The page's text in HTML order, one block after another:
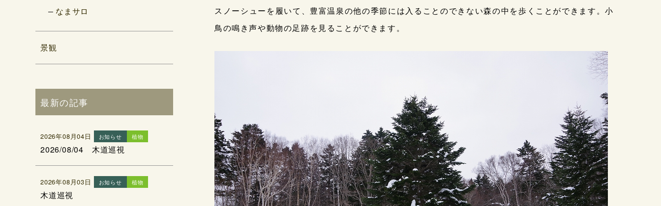
スノーシューを履いて、豊富温泉の他の季節には入ることのできない森の中を歩くことができます。小
鳥の鳴き声や動物の足跡を見ることができます。
なまサロ
景観
最新の記事
2026年08月04日 お知らせ 植物
2026/08/04 木道巡視
2026年08月03日 お知らせ 植物
木道巡視